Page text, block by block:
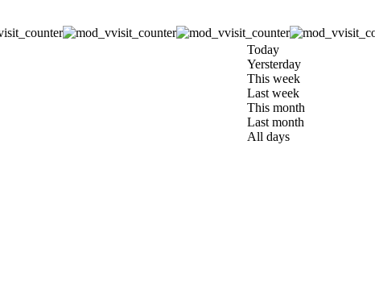
Today
Yersterday
This week
Last week
This month
Last month
All days